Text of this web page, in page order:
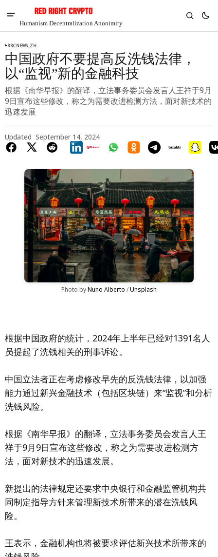
Humanism Decentralization Anonimity
Chia
$1.35
-2.44%
RRCNEWS_ZH
中国政府不要提高反洗钱法律，
以“监视”新的金融科技
根据《南华早报》的翻译，立法事务委员会发言人王祥于9月
9日宣布这些修改，称之为需要改进检测方法，面对新技术的
迅速发展
Updated September 14, 2024
Photo by Nuno Alberto / Unsplash
根据中国政府的统计，2024年上半年已经对1391名人
员提起了洗钱相关的刑事诉讼。
中国立法者正在考虑修改早先的反洗钱法律，以加强
能力通过新兴金融技术（包括区块链）来“监视”和分析
洗钱风险。
根据《南华早报》的翻译，立法事务委员会发言人王
祥于9月9日宣布这些修改，称之为需要改进检测方
法，面对新技术的迅速发展。
新提出的法律规定还要求中央银行和金融监管机构共
同制定指导方针来管理新技术所带来的潜在洗钱风
险。
王表示，金融机构也将被要求评估新兴技术所带来的